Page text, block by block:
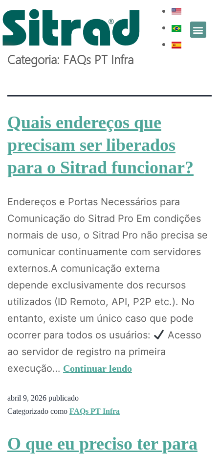
Categoria: FAQs PT Infra
Quais endereços que
precisam ser liberados
para o Sitrad funcionar?
Endereços e Portas Necessários para
Comunicação do Sitrad Pro Em condições
normais de uso, o Sitrad Pro não precisa se
comunicar continuamente com servidores
externos.A comunicação externa
depende exclusivamente dos recursos
utilizados (ID Remoto, API, P2P etc.). No
entanto, existe um único caso que pode
ocorrer para todos os usuários:
Acesso
ao servidor de registro na primeira
execução… Continuar lendo
abril 9, 2026 publicado
Categorizado como FAQs PT Infra
O que eu preciso ter para